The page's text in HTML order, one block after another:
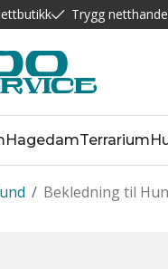
Trygg
HagedamTerrarium
/ Bekledning til